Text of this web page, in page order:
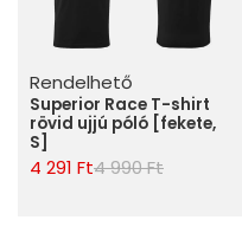
Rendelhető
Superior Race T-shirt
rövid ujjú póló [fekete,
S]
4 291 Ft4 990 Ft